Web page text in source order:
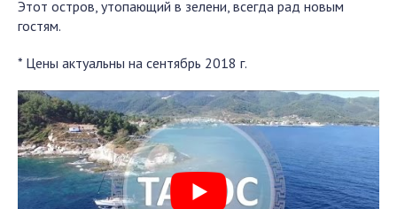
Этот остров, утопающий в зелени, всегда рад новым
гостям.
* Цены актуальны на сентябрь 2018 г.